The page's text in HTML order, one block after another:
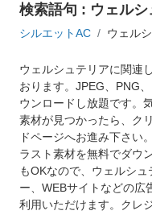
検索語句 : ウェルシ
シルエットAC ウェル
ウェルシュテリアに関連
おります。JPEG、PNG
ウンロードし放題です。
素材が見つかったら、ク
ドページへお進み下さい
ラスト素材を無料でダウ
もOKなので、ウェルシ
ー、WEBサイトなどの広
利用いただけます。クレ